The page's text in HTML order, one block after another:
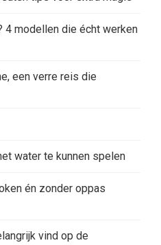
4 modellen die écht werken
een verre reis die
water te kunnen spelen
én zonder oppas
vind op de